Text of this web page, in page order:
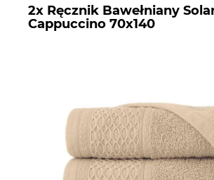
2x Ręcznik Bawełniany
Cappuccino 70x140